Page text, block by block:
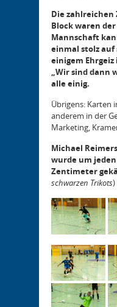
Die zahlreichen
Block waren
Mannschaft
einmal stolz
einigem
„Wir sind dann
alle einig.
Übrigens: Karten
anderem in der
Marketing,
Michael
wurde um
Zentimeter
schwarzen Trikots)